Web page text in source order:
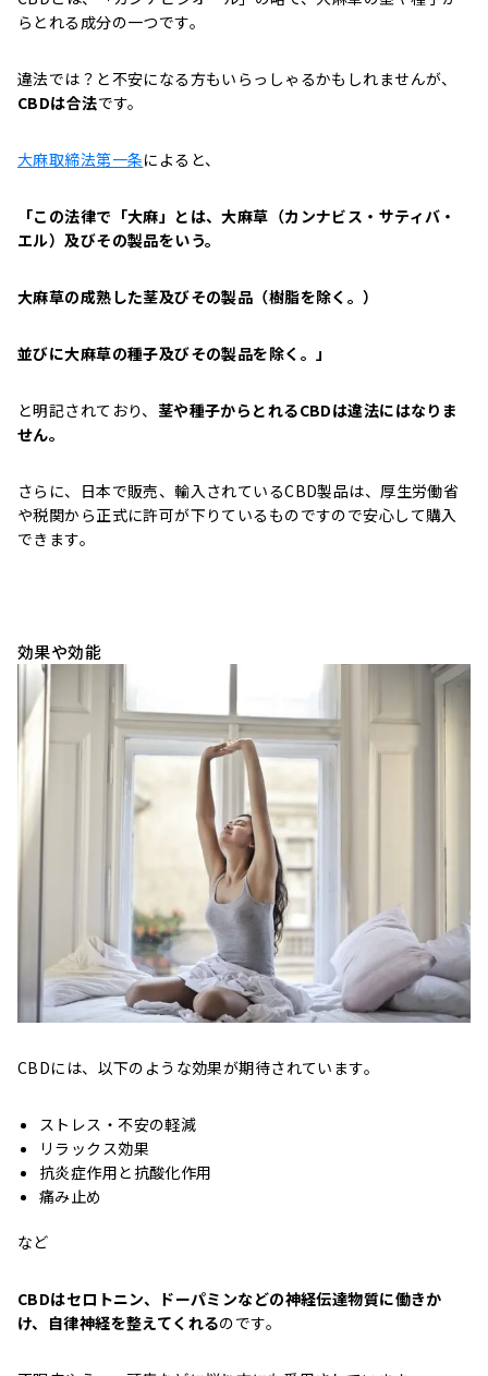
らとれる成分の一つです。
違法では？と不安になる方もいらっしゃるかもしれませんが、
CBDは合法です。
大麻取締法第一条によると、
「この法律で「大麻」とは、大麻草（カンナビス・サティバ・
エル）及びその製品をいう。
大麻草の成熟した茎及びその製品（樹脂を除く。）
並びに大麻草の種子及びその製品を除く。」
と明記されており、 茎や種子からとれるCBDは違法にはなりま
せん。
さらに、日本で販売、輸入されているCBD製品は、厚生労働省
や税関から正式に許可が下りているものですので安心して購入
できます。
効果や効能
CBDには、以下のような効果が期待されています。
ストレス・不安の軽減
リラックス効果
抗炎症作用と抗酸化作用
痛み止め
など
CBDはセロトニン、ドーパミンなどの神経伝達物質に働きか
け、自律神経を整えてくれるのです。